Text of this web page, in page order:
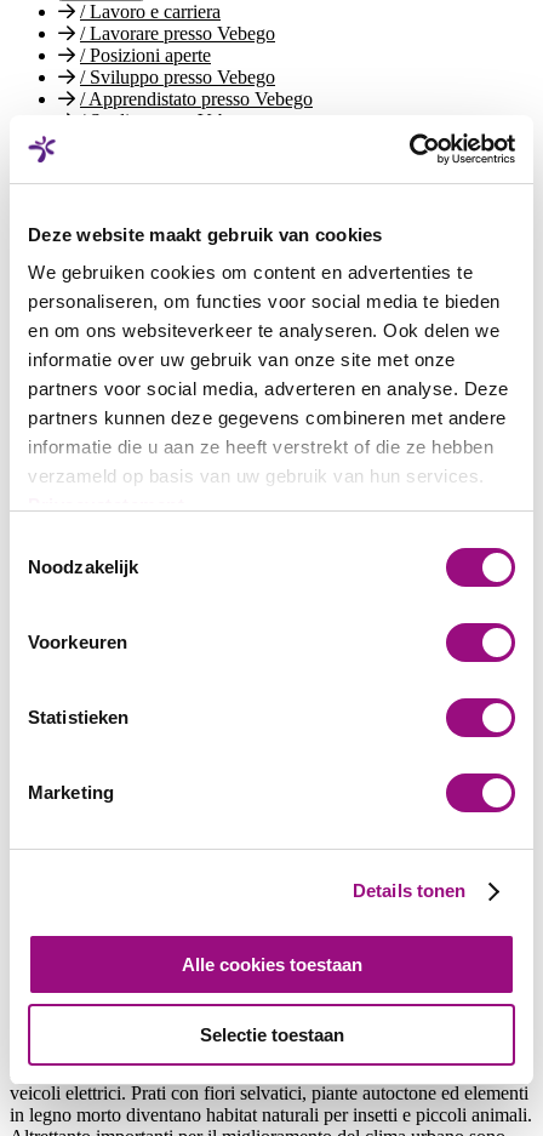
Deze website maakt gebruik van cookies
We gebruiken cookies om content en advertenties te
personaliseren, om functies voor social media te bieden
en om ons websiteverkeer te analyseren. Ook delen we
informatie over uw gebruik van onze site met onze
partners voor social media, adverteren en analyse. Deze
partners kunnen deze gegevens combineren met andere
informatie die u aan ze heeft verstrekt of die ze hebben
verzameld op basis van uw gebruik van hun services.
Noodzakelijk
Voorkeuren
Statistieken
Marketing
Details tonen
Alle cookies toestaan
Selectie toestaan
/Lavoro e carriera
/Lavorare presso Vebego
/Posizioni aperte
/Sviluppo presso Vebego
/Apprendistato presso Vebego
/Studio presso Vebego
News Nel segno del verde
Nel segno del verde
Dall’oasi urbana con vegetazione selvatica al curato parco aziendale,
nell’Altopiano bernese Vebego si impegna per creare aree verdi che
uniscano estetica e sostenibilità.
qualità della vita e contribuiscono al mantenimento del valore. Dieci
professionisti del giardinaggio di Vebego Berna mantengono in
«Il nostro compito principale è la manutenzione e comprende la
rasatura dei prati, la potatura stagionale e la cura degli alberi, il tutto
Messerli, giardiniera paesaggista qualificata del team bernese.
Occorre essere flessibili: le condizioni meteo instabili, le diverse
campagna lo spazio a disposizione è maggiore. «La cosa più bella è
poter contribuire con la mia individualità alla cura del verde, vedere
Sostenibilità dalle radici profonde
Per raggiungere la propria clientela, Vebego utilizza ormai da tempo
veicoli elettrici. Prati con fiori selvatici, piante autoctone ed elementi
in legno morto diventano habitat naturali per insetti e piccoli animali.